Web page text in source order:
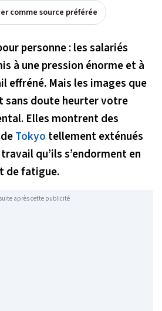
comme source préférée
personne : les salariés
à une pression énorme et à
effréné. Mais les images que
sans doute heurter votre
Elles montrent des
Tokyo tellement exténués
qu’ils s’endorment en
de fatigue.
après cette publicité